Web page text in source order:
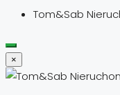
Tom&Sab
×